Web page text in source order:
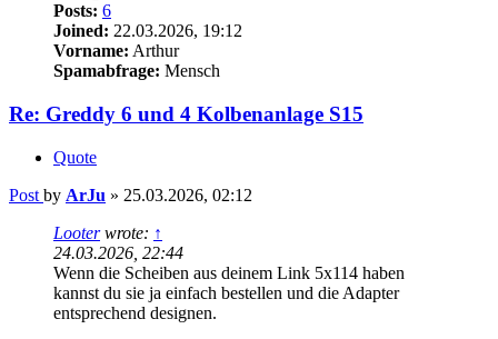
Posts: 6
Joined: 22.03.2026, 19:12
Vorname: Arthur
Spamabfrage: Mensch
Re: Greddy 6 und 4 Kolbenanlage S15
Quote
Post by ArJu » 25.03.2026, 02:12
Looterwrote: ↑
24.03.2026, 22:44
Wenn die Scheiben aus deinem Link 5x114 haben
kannst du sie ja einfach bestellen und die Adapter
entsprechend designen.